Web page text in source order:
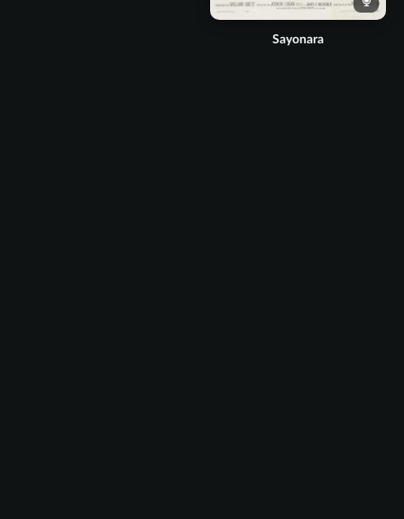
Sayonara